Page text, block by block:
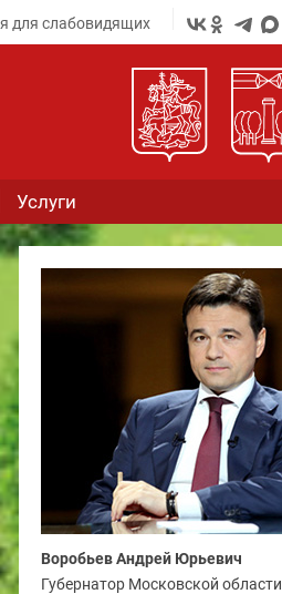
для слабовидящих
Услуги
Воробьев Андрей Юрьевич
Губернатор Московской области